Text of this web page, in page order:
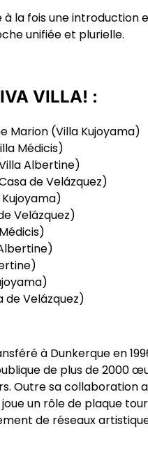
la fois une introduction
unifiée et plurielle.
VILLA! :
Marion (Villa Kujoyama)
Médicis)
Albertine)
de Velázquez)
Velázquez)
de Velázquez)
à Dunkerque en
de plus de 2000
Outre sa collaboration
joue un rôle de plaque
de réseaux